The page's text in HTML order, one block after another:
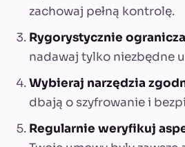
zachowaj pełną kontrolę.
Rygorystycznie
nadawaj tylko niezbędne
Wybieraj narzędzia
dbają o szyfrowanie i
Regularnie weryfikuj